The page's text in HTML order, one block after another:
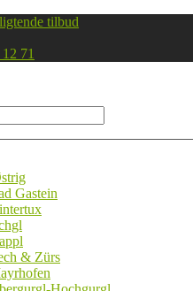
tilbud
71
Gastein
& Zürs